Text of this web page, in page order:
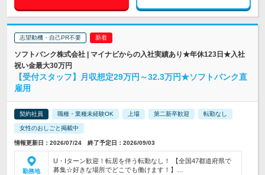
志望動機・自己PR不要
ソフトバンク株式会社 | マイナビからの入社実績あり★年休123日★入社
祝い金最大30万円
【受付スタッフ】月収想定29万円～32.3万円★ソフトバンク直
雇用
契約社員 職種・業種未経験OK 上場 第二新卒歓迎 転勤なし
女性のおしごと掲載中
情報更新日：2026/07/24 終了予定日：2026/09/03
勤務地
U・Iターン歓迎！転居を伴う転勤なし！ 【全国47都道府県で
募集☆好きな場所でどこでも働けます！】…